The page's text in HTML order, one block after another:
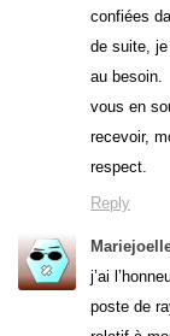
confiées
de suite, je
au besoin.
vous en
recevoir,
respect.
Reply
j’ai
poste de